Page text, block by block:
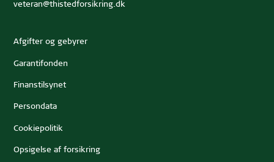
veteran@thistedforsikring.dk
Afgifter og gebyrer
Garantifonden
Finanstilsynet
Persondata
Cookiepolitik
Opsigelse af forsikring